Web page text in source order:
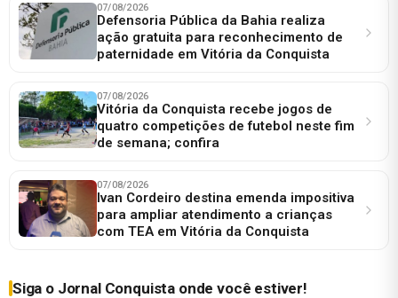
07/08/2026
Defensoria Pública da Bahia realiza
ação gratuita para reconhecimento de
paternidade em Vitória da Conquista
07/08/2026
Vitória da Conquista recebe jogos de
quatro competições de futebol neste fim
de semana; confira
07/08/2026
Ivan Cordeiro destina emenda impositiva
para ampliar atendimento a crianças
com TEA em Vitória da Conquista
Siga o Jornal Conquista onde você estiver!